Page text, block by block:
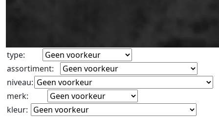
type:
assortiment:
niveau:
merk:
kleur: